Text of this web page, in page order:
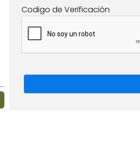
Codigo de Verificación